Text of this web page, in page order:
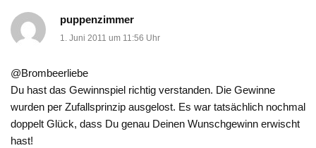
puppenzimmer
1. Juni 2011 um 11:56 Uhr
@Brombeerliebe
Du hast das Gewinnspiel richtig verstanden. Die Gewinne
wurden per Zufallsprinzip ausgelost. Es war tatsächlich nochmal
doppelt Glück, dass Du genau Deinen Wunschgewinn erwischt
hast!